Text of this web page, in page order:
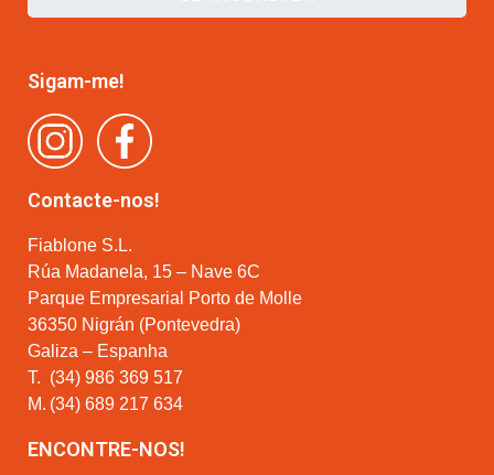
Sigam-me!
Contacte-nos!
Fiablone S.L.
Rúa Madanela, 15 – Nave 6C
Parque Empresarial Porto de Molle
36350 Nigrán (Pontevedra)
Galiza – Espanha
T. (34) 986 369 517
M. (34) 689 217 634
ENCONTRE-NOS!